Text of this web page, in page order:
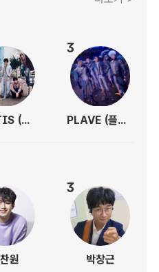
CORTIS (코르티스)
3
PLAVE (플레이브)
원
3
박창근